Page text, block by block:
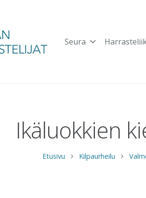
Seura
Ikäluokkien
Etusivu Kilpaurheilu